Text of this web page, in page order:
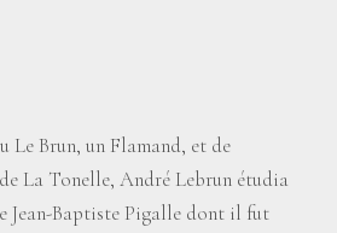
Le Brun, un Flamand, et de
La Tonelle, André Lebrun étudia
Jean-Baptiste Pigalle dont il fut